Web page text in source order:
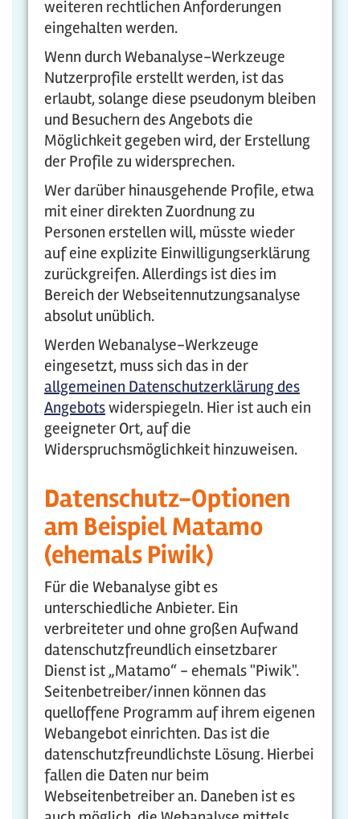
weiteren rechtlichen Anforderungen
eingehalten werden.
Wenn durch Webanalyse-Werkzeuge
Nutzerprofile erstellt werden, ist das
erlaubt, solange diese pseudonym bleiben
und Besuchern des Angebots die
Möglichkeit gegeben wird, der Erstellung
der Profile zu widersprechen.
Wer darüber hinausgehende Profile, etwa
mit einer direkten Zuordnung zu
Personen erstellen will, müsste wieder
auf eine explizite Einwilligungserklärung
zurückgreifen. Allerdings ist dies im
Bereich der Webseitennutzungsanalyse
absolut unüblich.
Werden Webanalyse-Werkzeuge
eingesetzt, muss sich das in der
allgemeinen Datenschutzerklärung des
Angebotswiderspiegeln. Hier ist auch ein
geeigneter Ort, auf die
Widerspruchsmöglichkeit hinzuweisen.
Datenschutz-Optionen
am Beispiel Matamo
(ehemals Piwik)
Für die Webanalyse gibt es
unterschiedliche Anbieter. Ein
verbreiteter und ohne großen Aufwand
datenschutzfreundlich einsetzbarer
Dienst ist „Matamo“ - ehemals "Piwik".
Seitenbetreiber/innen können das
quelloffene Programm auf ihrem eigenen
Webangebot einrichten. Das ist die
datenschutzfreundlichste Lösung. Hierbei
fallen die Daten nur beim
Webseitenbetreiber an. Daneben ist es